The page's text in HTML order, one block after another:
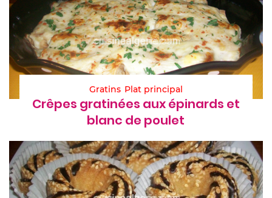
Gratins Plat principal
Crêpes gratinées aux épinards et
blanc de poulet